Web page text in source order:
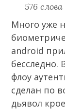
576
Много уже
android
бесследно.
флоу
сделан по
дьявол